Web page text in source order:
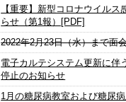
【重要】新型コロナウイルス
らせ（第1報）[PDF]
2022年2月23日（水）まで面
電子カルテシステム更新に伴
停止のお知らせ
1月の糖尿病教室および糖尿